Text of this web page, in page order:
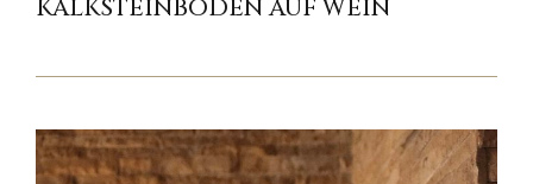
KALKSTEINBÖDEN AUF WEIN